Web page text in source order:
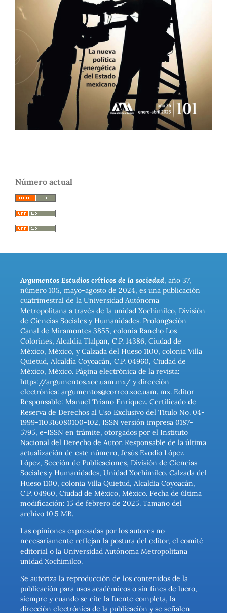
Número actual
Argumentos Estudios críticos de la sociedad, año 37,
número 105, mayo-agosto de 2024, es una publicación
cuatrimestral de la Universidad Autónoma
Metropolitana a través de la unidad Xochimilco, División
de Ciencias Sociales y Humanidades. Prolongación
Canal de Miramontes 3855, colonia Rancho Los
Colorines, Alcaldía Tlalpan, C.P. 14386, Ciudad de
México, México, y Calzada del Hueso 1100, colonia Villa
Quietud, Alcaldía Coyoacán, C.P. 04960, Ciudad de
México, México. Página electrónica de la revista:
https://argumentos.xoc.uam.mx/ y dirección
electrónica: argumentos@correo.xoc.uam. mx. Editor
Responsable: Manuel Triano Enríquez. Certificado de
Reserva de Derechos al Uso Exclusivo del Título No. 04-
1999-110316080100-102, ISSN versión impresa 0187-
5795, e-ISSN en trámite, otorgados por el Instituto
Nacional del Derecho de Autor. Responsable de la última
actualización de este número, Jesús Evodio López
López, Sección de Publicaciones, División de Ciencias
Sociales y Humanidades, Unidad Xochimilco. Calzada del
Hueso 1100, colonia Villa Quietud, Alcaldía Coyoacán,
C.P. 04960, Ciudad de México, México. Fecha de última
modificación: 15 de febrero de 2025. Tamaño del
archivo 10.5 MB.
Las opiniones expresadas por los autores no
necesariamente reflejan la postura del editor, el comité
editorial o la Universidad Autónoma Metropolitana
unidad Xochimilco.
Se autoriza la reproducción de los contenidos de la
publicación para usos académicos o sin fines de lucro,
siempre y cuando se cite la fuente completa, la
dirección electrónica de la publicación y se señalen